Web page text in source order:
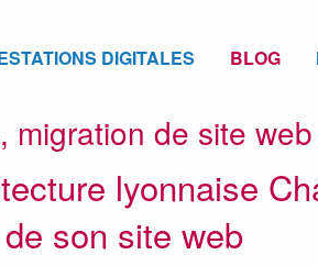
DIGITALES BLOG
migration de site
lyonnaise
son site web